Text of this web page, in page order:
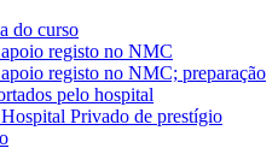
do curso
registo no NMC
registo no NMC; preparação
pelo hospital
Privado de prestígio